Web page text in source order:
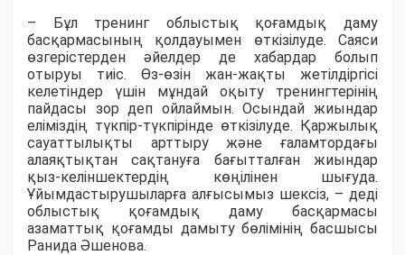
– Бұл тренинг облыстық қоғамдық даму
басқармасының қолдауымен өткізілуде. Саяси
өзгерістерден әйелдер де хабардар болып
отыруы тиіс. Өз-өзін жан-жақты жетілдіргісі
келетіндер үшін мұндай оқыту тренингтерінің
пайдасы зор деп ойлаймын. Осындай жиындар
еліміздің түкпір-түкпірінде өткізілуде. Қаржылық
сауаттылықты арттыру және ғаламтордағы
алаяқтықтан сақтануға бағытталған жиындар
қыз-келіншектердің көңілінен шығуда.
Ұйымдастырушыларға алғысымыз шексіз, – деді
облыстық қоғамдық даму басқармасы
азаматтық қоғамды дамыту бөлімінің басшысы
Ранида Әшенова.